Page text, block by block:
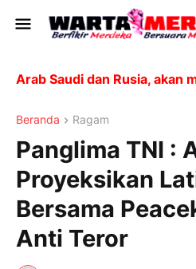
Saudi dan Rusia, akan
Beranda Ragam
Panglima TNI :
Proyeksikan
Bersama
Anti Teror